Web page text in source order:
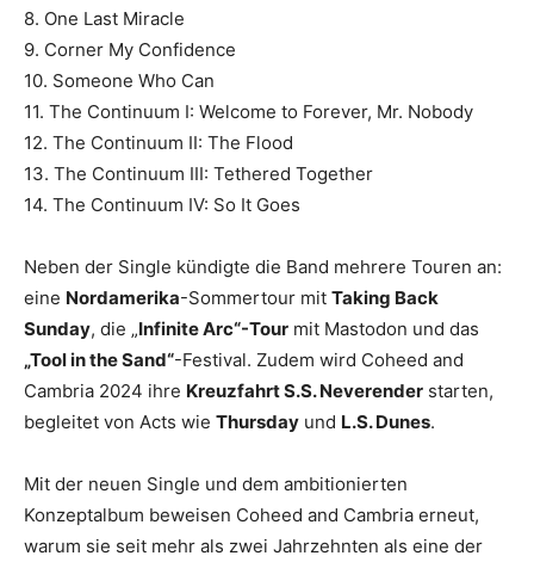
8. One Last Miracle
9. Corner My Confidence
10. Someone Who Can
11. The Continuum I: Welcome to Forever, Mr. Nobody
12. The Continuum II: The Flood
13. The Continuum III: Tethered Together
14. The Continuum IV: So It Goes
Neben der Single kündigte die Band mehrere Touren an:
eine Nordamerika-Sommertour mit Taking Back
Sunday, die „Infinite Arc“-Tour mit Mastodon und das
„Tool in the Sand“-Festival. Zudem wird Coheed and
Cambria 2024 ihre Kreuzfahrt S.S. Neverender starten,
begleitet von Acts wie Thursday und L.S. Dunes.
Mit der neuen Single und dem ambitionierten
Konzeptalbum beweisen Coheed and Cambria erneut,
warum sie seit mehr als zwei Jahrzehnten als eine der